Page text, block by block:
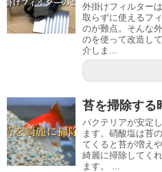
外掛けフィルター
取らずに使えるフ
のが難点。そんな
のを使って改造し
介しま...
苔を掃除する
バクテリアが安定
ます。硝酸塩は苔
てくると苔が増え
綺麗に掃除してく
ます。 ...